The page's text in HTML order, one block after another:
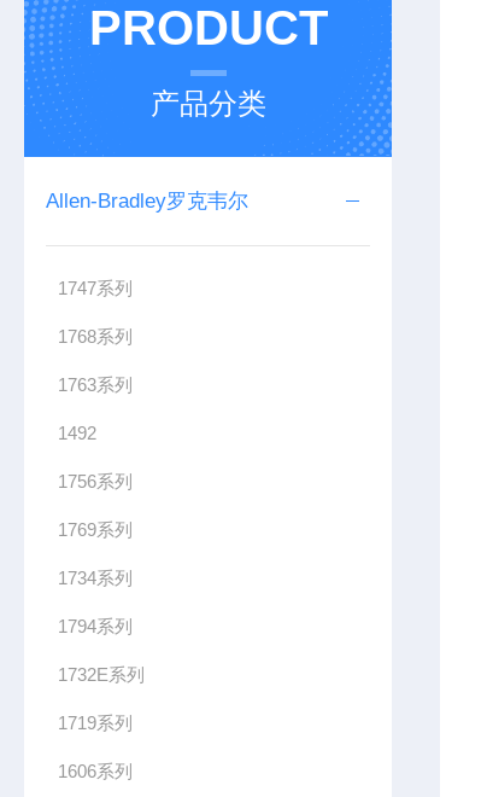
PRODUCT
产品分类
Allen-Bradley罗克韦尔
1747系列
1768系列
1763系列
1492
1756系列
1769系列
1734系列
1794系列
1732E系列
1719系列
1606系列